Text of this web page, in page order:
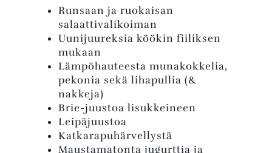
Runsaan ja ruokaisan
salaattivalikoiman
Uunijuureksia köökin fiiliksen
mukaan
Lämpöhauteesta munakokkelia,
pekonia sekä lihapullia (&
nakkeja)
Brie-juustoa lisukkeineen
Leipäjuustoa
Katkarapuhärvellystä
Maustamatonta jugurttia ja